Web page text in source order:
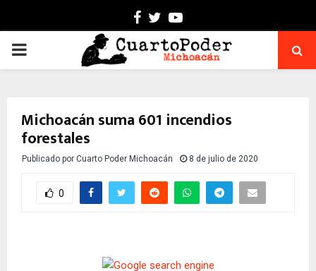
Facebook
TwitterYoutube
PRIMARY
Michoacán suma 601 incendios
forestales
Publicado por Cuarto Poder Michoacán 8 de julio de 2020
0